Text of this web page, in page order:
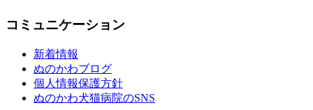
コミュニケーション
新着情報
ぬのかわブログ
個人情報保護方針
ぬのかわ犬猫病院のSNS